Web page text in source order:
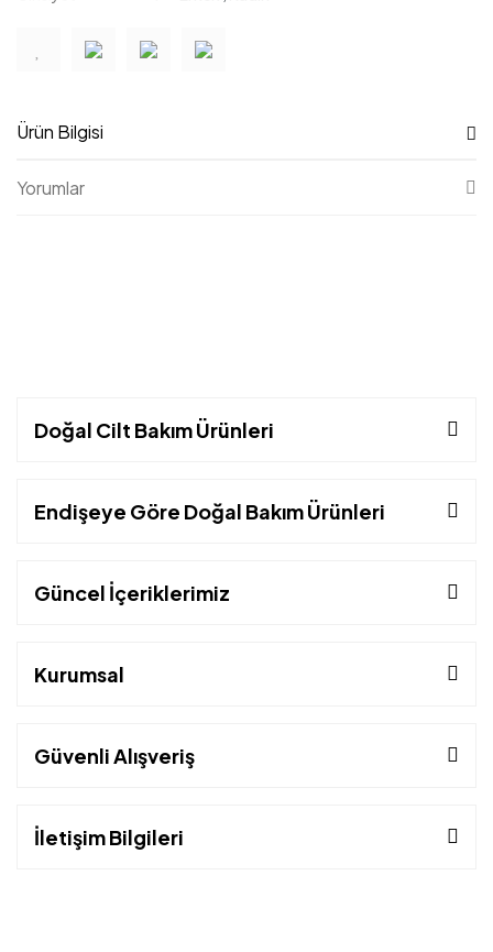
Ürün Bilgisi
Yorumlar
Doğal Cilt Bakım Ürünleri
Endişeye Göre Doğal Bakım Ürünleri
Güncel İçeriklerimiz
Kurumsal
Güvenli Alışveriş
İletişim Bilgileri